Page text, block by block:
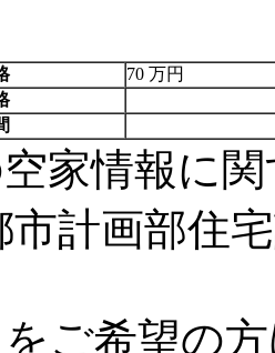
70 万円
空家情報に
計画部住
ご希望の